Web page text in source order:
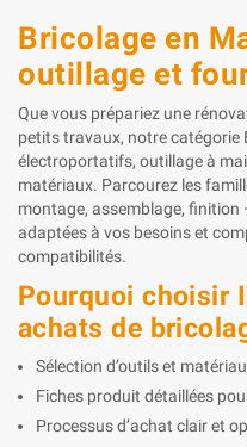
Bricolage en
outillage et
Que vous prépariez une
petits travaux, notre catégorie
électroportatifs, outillage à
matériaux. Parcourez les
montage, assemblage,
adaptées à vos besoins et
compatibilités.
Pourquoi choisir
achats de
Sélection d’outils et
Fiches produit détaillées
Processus d’achat clair et